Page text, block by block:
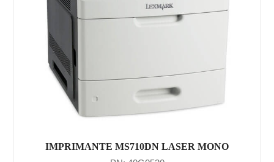
IMPRIMANTE MS710DN LASER MONO